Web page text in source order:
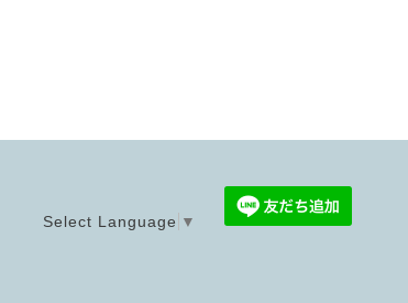
Select Language ▼